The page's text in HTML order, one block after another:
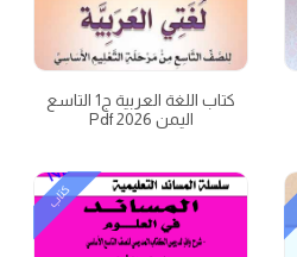
كتاب اللغة العربية ج1 التاسع
اليمن 2026 Pdf
كتاب